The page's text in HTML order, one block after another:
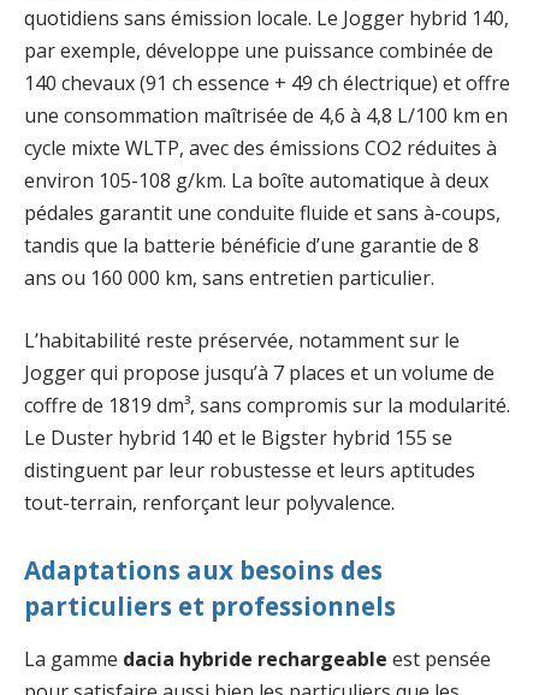
quotidiens sans émission locale. Le Jogger hybrid 140,
par exemple, développe une puissance combinée de
140 chevaux (91 ch essence + 49 ch électrique) et offre
une consommation maîtrisée de 4,6 à 4,8 L/100 km en
cycle mixte WLTP, avec des émissions CO2 réduites à
environ 105-108 g/km. La boîte automatique à deux
pédales garantit une conduite fluide et sans à-coups,
tandis que la batterie bénéficie d’une garantie de 8
ans ou 160 000 km, sans entretien particulier.
L’habitabilité reste préservée, notamment sur le
Jogger qui propose jusqu’à 7 places et un volume de
coffre de 1819 dm³, sans compromis sur la modularité.
Le Duster hybrid 140 et le Bigster hybrid 155 se
distinguent par leur robustesse et leurs aptitudes
tout-terrain, renforçant leur polyvalence.
Adaptations aux besoins des
particuliers et professionnels
La gamme dacia hybride rechargeable est pensée